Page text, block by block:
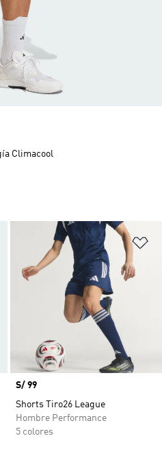
Añadir a la lista de deseos
Precio
S/ 99
Shorts Tiro26 League
Hombre Performance
5 colores
Climacool